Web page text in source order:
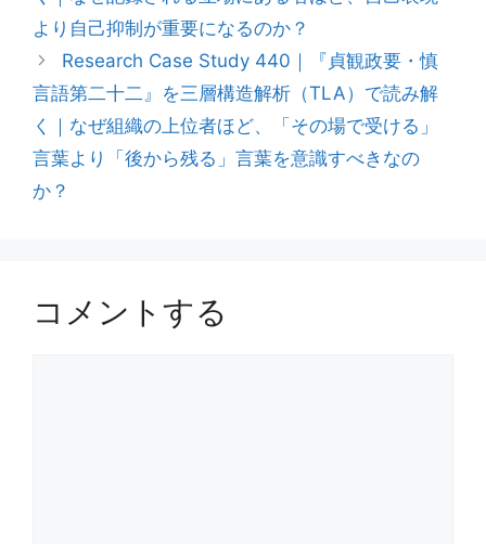
より自己抑制が重要になるのか？
Research Case Study 440｜『貞観政要・慎
言語第二十二』を三層構造解析（TLA）で読み解
く｜なぜ組織の上位者ほど、「その場で受ける」
言葉より「後から残る」言葉を意識すべきなの
か？
コメントする